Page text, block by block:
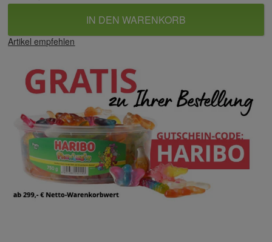
IN DEN WARENKORB
Artikel empfehlen